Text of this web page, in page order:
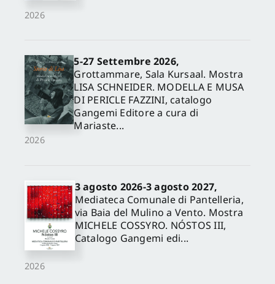
2026
2026
5-27 Settembre 2026,
Grottammare, Sala Kursaal. Mostra
LISA SCHNEIDER. MODELLA E MUSA
DI PERICLE FAZZINI, catalogo
Gangemi Editore a cura di
Mariaste...
2026
3 agosto 2026-3 agosto 2027,
Mediateca Comunale di Pantelleria,
via Baia del Mulino a Vento. Mostra
MICHELE COSSYRO. NÓSTOS III,
Catalogo Gangemi edi...